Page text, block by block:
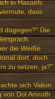
in Hasaels
dass
dagegen?" Die
die Weiße
dort, doch
zu setzen, ja?"
sich Valion
von Dol Amroth